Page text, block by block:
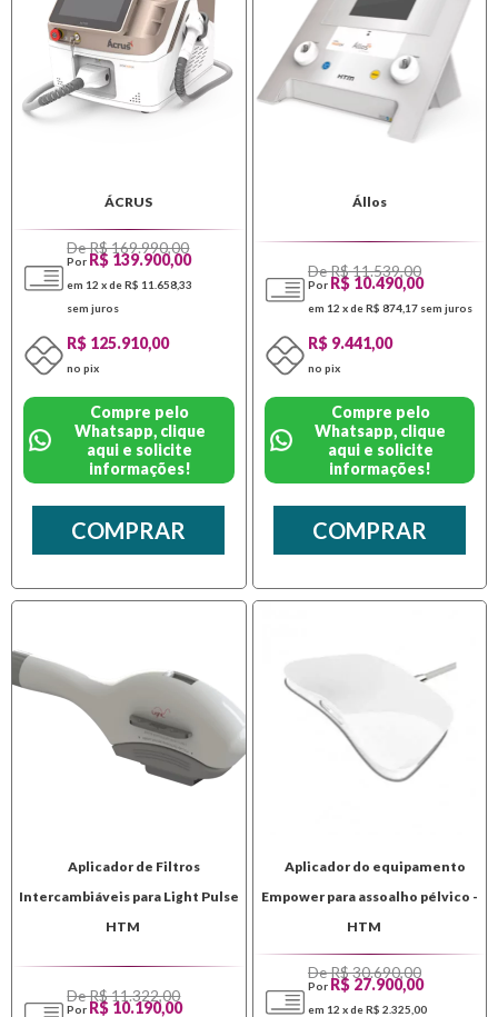
ÁCRUS
De R$ 169.990,00
Por R$ 139.900,00
em 12 x de R$ 11.658,33
sem juros
R$ 125.910,00
no pix
Compre pelo
Whatsapp, clique
aqui e solicite
informações!
COMPRAR
Állos
De R$ 11.539,00
Por R$ 10.490,00
em 12 x de R$ 874,17 sem juros
R$ 9.441,00
no pix
Compre pelo
Whatsapp, clique
aqui e solicite
informações!
COMPRAR
Aplicador de Filtros
Intercambiáveis para Light Pulse
HTM
De R$ 11.322,00
Por R$ 10.190,00
Aplicador do equipamento
Empower para assoalho pélvico -
HTM
De R$ 30.690,00
Por R$ 27.900,00
em 12 x de R$ 2.325,00